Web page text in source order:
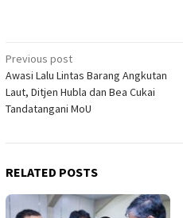
Post
navigation
Previous post
Awasi Lalu Lintas Barang Angkutan
Laut, Ditjen Hubla dan Bea Cukai
Tandatangani MoU
RELATED POSTS